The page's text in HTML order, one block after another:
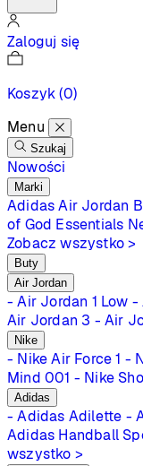
Zaloguj się
Koszyk(0)
Menu
Szukaj
Nowości
Marki
Adidas Air Jordan
of God Essentials
Zobacz wszystko >
Buty
Air Jordan
- Air Jordan 1 Low -
Air Jordan 3 - Air
Nike
- Nike Air Force 1 -
Mind 001 - Nike
Adidas
- Adidas Adilette -
Adidas Handball
wszystko >